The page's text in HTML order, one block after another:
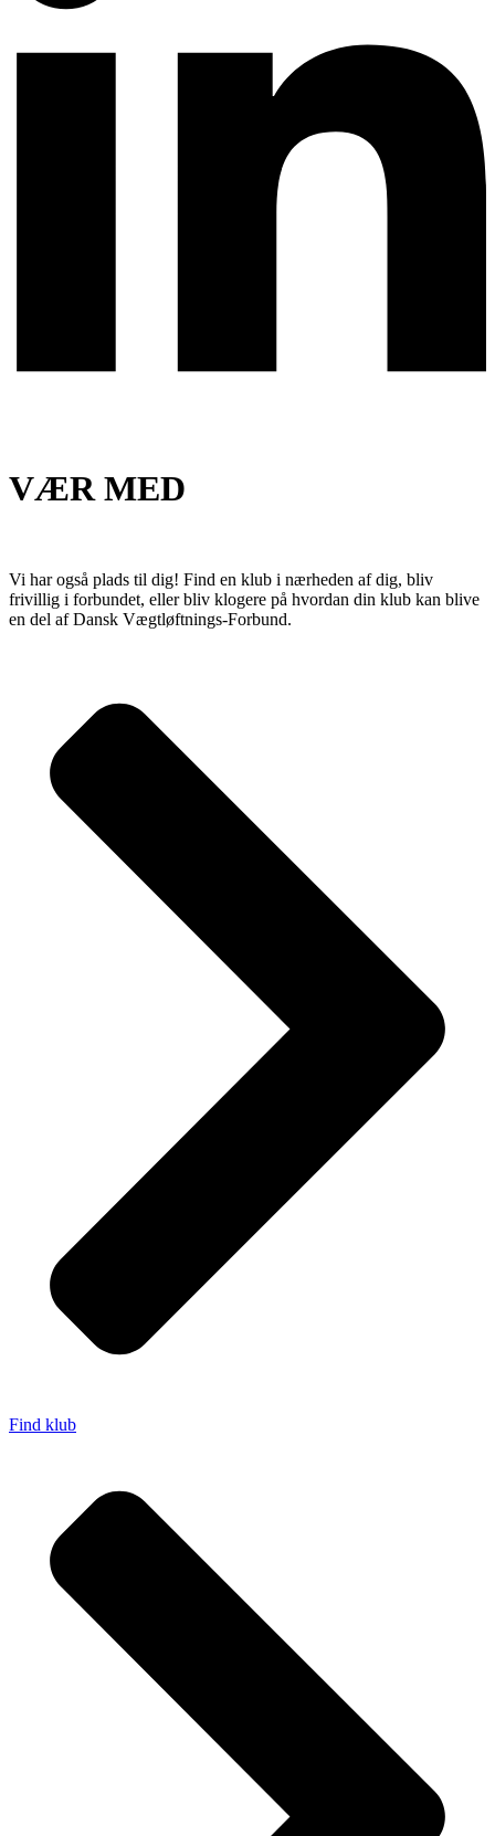
VÆR MED
Vi har også plads til dig! Find en klub i nærheden af dig, bliv
frivillig i forbundet, eller bliv klogere på hvordan din klub kan blive
en del af Dansk Vægtløftnings-Forbund.
Find klub